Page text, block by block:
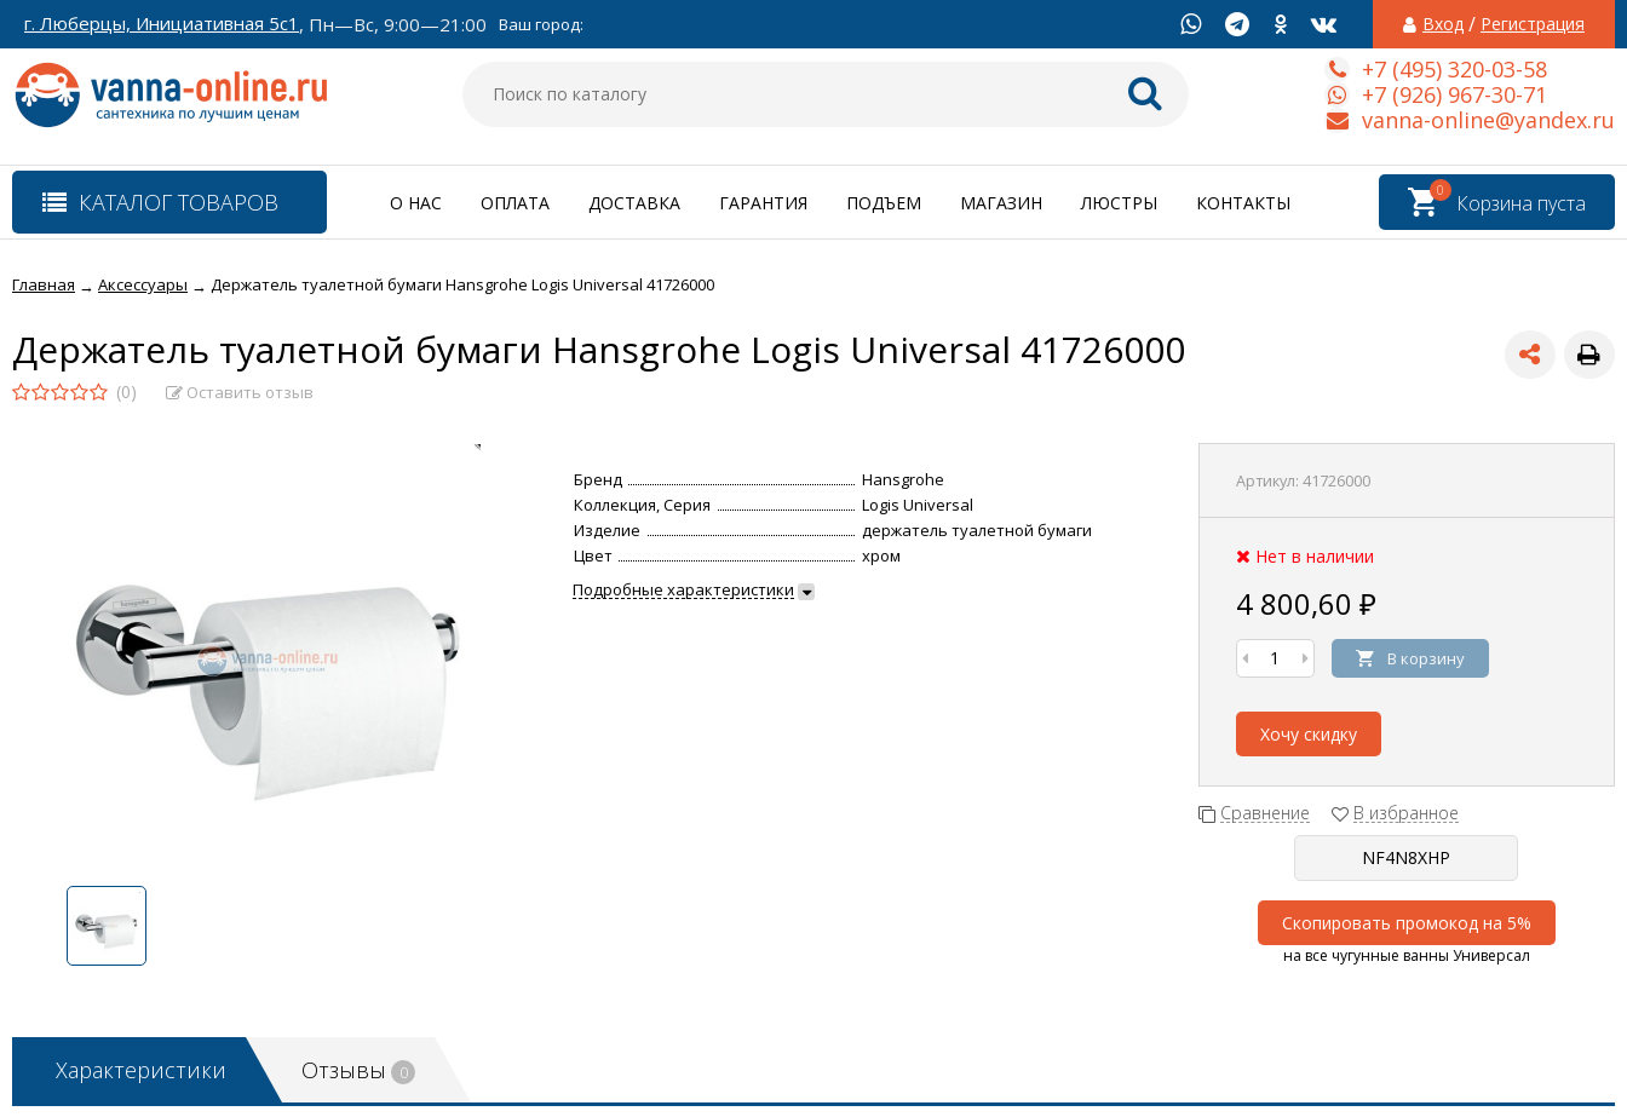
г. Люберцы, Инициативная 5с1 , Пн—Вс, 9:00—21:00 Ваш город: Вход / Регистрация
+7 (495) 320-03-58
+7 (926) 967-30-71
vanna-online@yandex.ru
КАТАЛОГ ТОВАРОВ Корзина пуста
0
О НАС ОПЛАТА ДОСТАВКА ГАРАНТИЯ ПОДЪЕМ МАГАЗИН ЛЮСТРЫ КОНТАКТЫ
Главная → Аксессуары → Держатель туалетной бумаги Hansgrohe Logis Universal 41726000
Держатель туалетной бумаги Hansgrohe Logis Universal 41726000
(0) Оставить отзыв
Артикул: 41726000
Нет в наличии
4 800,60 ₽
В корзину
Хочу скидку
Сравнение В избранное
Скопировать промокод на 5%
на все чугунные ванны Универсал
Бренд
Hansgrohe
Коллекция, Серия
Logis Universal
Изделие
держатель туалетной бумаги
Цвет
хром
Подробные характеристики
Характеристики Отзывы 0